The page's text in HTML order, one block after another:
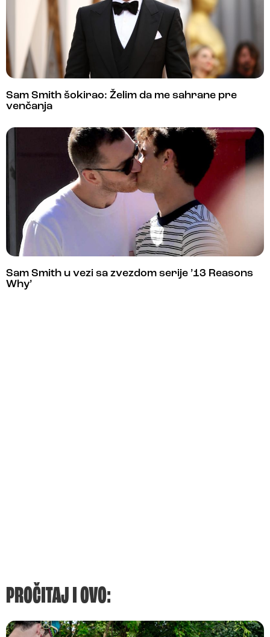
Sam Smith šokirao: Želim da me sahrane pre
venčanja
Sam Smith u vezi sa zvezdom serije ’13 Reasons
Why’
PROČITAJ I OVO: